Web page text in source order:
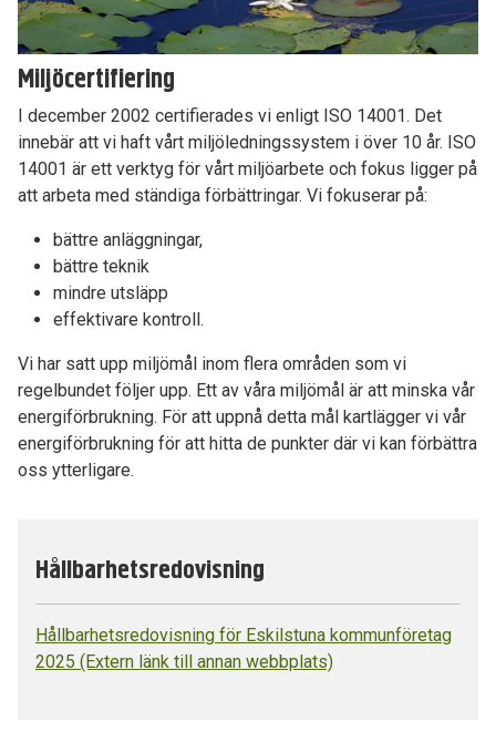
Miljöcertifiering
I december 2002 certifierades vi enligt ISO 14001. Det
innebär att vi haft vårt miljöledningssystem i över 10 år. ISO
14001 är ett verktyg för vårt miljöarbete och fokus ligger på
att arbeta med ständiga förbättringar. Vi fokuserar på:
bättre anläggningar,
bättre teknik
mindre utsläpp
effektivare kontroll.
Vi har satt upp miljömål inom flera områden som vi
regelbundet följer upp. Ett av våra miljömål är att minska vår
energiförbrukning. För att uppnå detta mål kartlägger vi vår
energiförbrukning för att hitta de punkter där vi kan förbättra
oss ytterligare.
Hållbarhetsredovisning
Hållbarhetsredovisning för Eskilstuna kommunföretag
2025 (Extern länk till annan webbplats)